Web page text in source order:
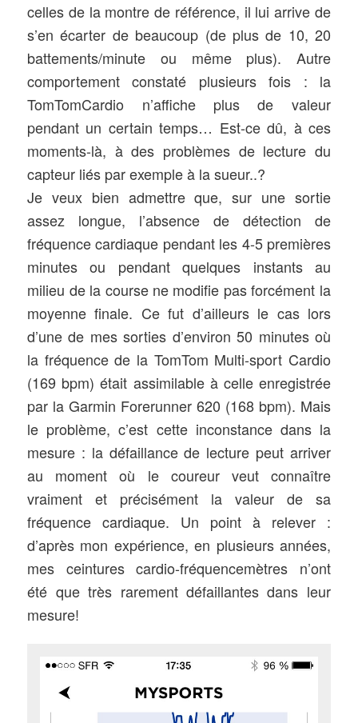
celles de la montre de référence, il lui arrive de
s’en écarter de beaucoup (de plus de 10, 20
battements/minute ou même plus). Autre
comportement constaté plusieurs fois : la
TomTomCardio n’affiche plus de valeur
pendant un certain temps… Est-ce dû, à ces
moments-là, à des problèmes de lecture du
capteur liés par exemple à la sueur..?
Je veux bien admettre que, sur une sortie
assez longue, l’absence de détection de
fréquence cardiaque pendant les 4-5 premières
minutes ou pendant quelques instants au
milieu de la course ne modifie pas forcément la
moyenne finale. Ce fut d’ailleurs le cas lors
d’une de mes sorties d’environ 50 minutes où
la fréquence de la TomTom Multi-sport Cardio
(169 bpm) était assimilable à celle enregistrée
par la Garmin Forerunner 620 (168 bpm). Mais
le problème, c’est cette inconstance dans la
mesure : la défaillance de lecture peut arriver
au moment où le coureur veut connaître
vraiment et précisément la valeur de sa
fréquence cardiaque. Un point à relever :
d’après mon expérience, en plusieurs années,
mes ceintures cardio-fréquencemètres n’ont
été que très rarement défaillantes dans leur
mesure!